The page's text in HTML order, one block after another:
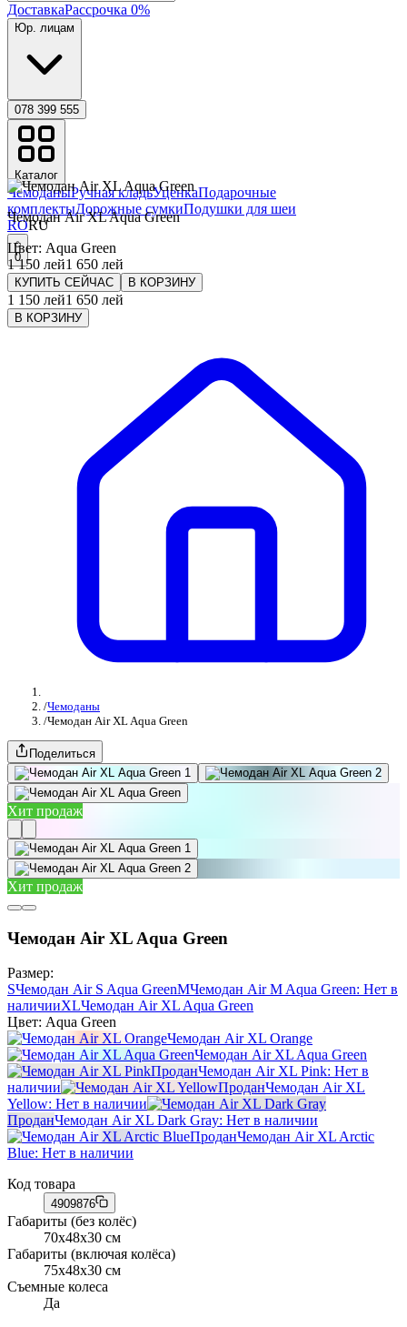
ДоставкаРассрочка 0%
Юр. лицам
078 399 555
Каталог
ЧемоданыРучная кладьУценкаПодарочные
комплектыДорожные сумкиПодушки для шеи
RORU
0
Чемодан Air XL Aqua Green
Цвет: Aqua Green
1 150 лей1 650 лей
КУПИТЬ СЕЙЧАС В КОРЗИНУ
1 150 лей1 650 лей
В КОРЗИНУ
/Чемоданы
/Чемодан Air XL Aqua Green
Поделиться
Хит продаж
Хит продаж
Чемодан Air XL Aqua Green
Размер:
SЧемодан Air S Aqua GreenMЧемодан Air M Aqua Green: Нет в
наличииXLЧемодан Air XL Aqua Green
Цвет: Aqua Green
Чемодан Air XL Orange
Чемодан Air XL Aqua Green
ПроданЧемодан Air XL Pink: Нет в
наличии
ПроданЧемодан Air XL
Yellow: Нет в наличии
ПроданЧемодан Air XL Dark Gray: Нет в наличии
ПроданЧемодан Air XL Arctic
Blue: Нет в наличии
Код товара
4909876
Габариты (без колёс)
70x48x30 см
Габариты (включая колёса)
75x48x30 см
Съемные колеса
Да